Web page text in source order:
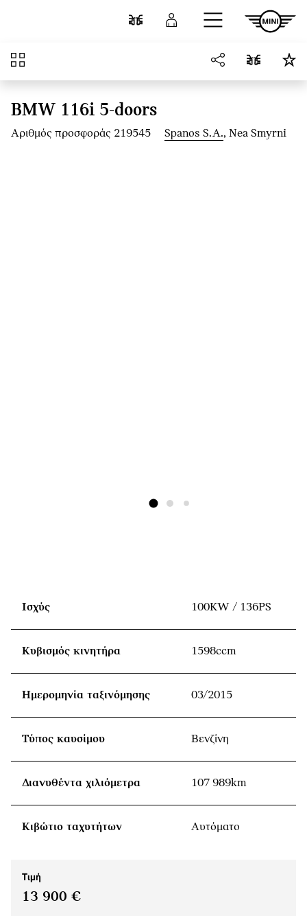
Μετάβαση στο κύριο περιεχόμενο
Σύγκριση Σύνδεση
Επισκόπηση
BMW 116i 5-doors
Αριθμός προσφοράς 219545 Spanos S.A., Nea Smyrni
Ισχύς 100KW / 136PS
Κυβισμός κινητήρα 1598ccm
Ημερομηνία ταξινόμησης 03/2015
Τύπος καυσίμου Βενζίνη
Διανυθέντα χιλιόμετρα 107 989km
Κιβώτιο ταχυτήτων Αυτόματο
Τιμή
13 900 €